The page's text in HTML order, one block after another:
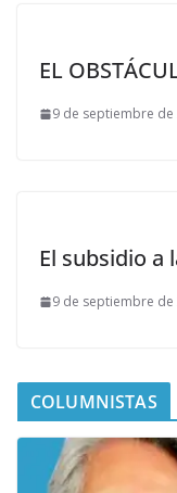
EL
9 de septiembre de
El subsidio a
9 de septiembre de
COLUMNISTAS